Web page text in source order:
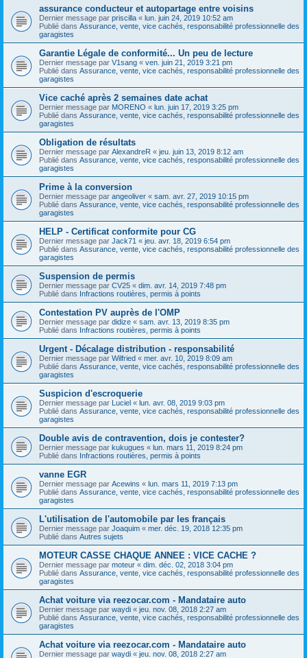
assurance conducteur et autopartage entre voisins
Dernier message par priscilla « lun. juin 24, 2019 10:52 am
Publié dans Assurance, vente, vice cachés, responsabilité professionnelle des
garagistes
Garantie Légale de conformité... Un peu de lecture
Dernier message par V1sang « ven. juin 21, 2019 3:21 pm
Publié dans Assurance, vente, vice cachés, responsabilité professionnelle des
garagistes
Vice caché après 2 semaines date achat
Dernier message par MORENO « lun. juin 17, 2019 3:25 pm
Publié dans Assurance, vente, vice cachés, responsabilité professionnelle des
garagistes
Obligation de résultats
Dernier message par AlexandreR « jeu. juin 13, 2019 8:12 am
Publié dans Assurance, vente, vice cachés, responsabilité professionnelle des
garagistes
Prime à la conversion
Dernier message par angeoliver « sam. avr. 27, 2019 10:15 pm
Publié dans Assurance, vente, vice cachés, responsabilité professionnelle des
garagistes
HELP - Certificat conformite pour CG
Dernier message par Jack71 « jeu. avr. 18, 2019 6:54 pm
Publié dans Assurance, vente, vice cachés, responsabilité professionnelle des
garagistes
Suspension de permis
Dernier message par CV25 « dim. avr. 14, 2019 7:48 pm
Publié dans Infractions routières, permis à points
Contestation PV auprès de l'OMP
Dernier message par didize « sam. avr. 13, 2019 8:35 pm
Publié dans Infractions routières, permis à points
Urgent - Décalage distribution - responsabilité
Dernier message par Wilfried « mer. avr. 10, 2019 8:09 am
Publié dans Assurance, vente, vice cachés, responsabilité professionnelle des
garagistes
Suspicion d'escroquerie
Dernier message par Luciel « lun. avr. 08, 2019 9:03 pm
Publié dans Assurance, vente, vice cachés, responsabilité professionnelle des
garagistes
Double avis de contravention, dois je contester?
Dernier message par kukugues « lun. mars 11, 2019 8:24 pm
Publié dans Infractions routières, permis à points
vanne EGR
Dernier message par Acewins « lun. mars 11, 2019 7:13 pm
Publié dans Assurance, vente, vice cachés, responsabilité professionnelle des
garagistes
L'utilisation de l'automobile par les français
Dernier message par Joaquim « mer. déc. 19, 2018 12:35 pm
Publié dans Autres sujets
MOTEUR CASSE CHAQUE ANNEE : VICE CACHE ?
Dernier message par moteur « dim. déc. 02, 2018 3:04 pm
Publié dans Assurance, vente, vice cachés, responsabilité professionnelle des
garagistes
Achat voiture via reezocar.com - Mandataire auto
Dernier message par waydi « jeu. nov. 08, 2018 2:27 am
Publié dans Assurance, vente, vice cachés, responsabilité professionnelle des
garagistes
Achat voiture via reezocar.com - Mandataire auto
Dernier message par waydi « jeu. nov. 08, 2018 2:27 am